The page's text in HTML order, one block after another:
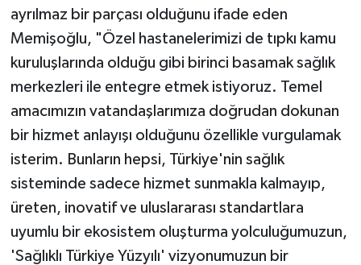
ayrılmaz bir parçası olduğunu ifade eden
Memişoğlu, "Özel hastanelerimizi de tıpkı kamu
kuruluşlarında olduğu gibi birinci basamak sağlık
merkezleri ile entegre etmek istiyoruz. Temel
amacımızın vatandaşlarımıza doğrudan dokunan
bir hizmet anlayışı olduğunu özellikle vurgulamak
isterim. Bunların hepsi, Türkiye'nin sağlık
sisteminde sadece hizmet sunmakla kalmayıp,
üreten, inovatif ve uluslararası standartlara
uyumlu bir ekosistem oluşturma yolculuğumuzun,
'Sağlıklı Türkiye Yüzyılı' vizyonumuzun bir